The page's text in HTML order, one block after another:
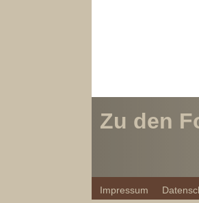
Zu den
Impressum